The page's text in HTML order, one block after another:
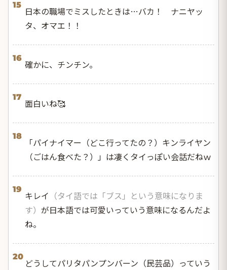
15
日本の職場でミスしたときは…バカ！ ナニヤッ
タ、オマエ！！
16
確かに、チンチン。
17
面白いね🥰
18
「パイナイマー（どこ行ってたの？）キンライヤン
（ごはん食べた？）」は凄くタイっぽい会話だねｗ
19
キレイ （タイ語では「ブス」という意味になりま
す） が日本語では可愛いっていう意味になるんだよ
ね。
20
どうしてパリタパンプンバーン（民芸品）っていう